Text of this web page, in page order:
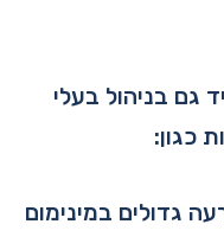
גם בניהול בעלי
כגון:
גדולים במינימום